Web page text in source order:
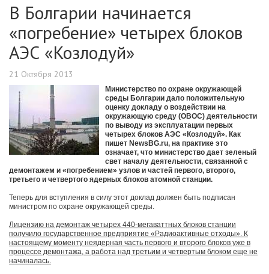
В Болгарии начинается
«погребение» четырех блоков
АЭС «Козлодуй»
21 Октября 2013
Министерство по охране окружающей
среды Болгарии дало положительную
оценку докладу о воздействии на
окружающую среду (ОВОС) деятельности
по выводу из эксплуатации первых
четырех блоков АЭС «Козлодуй». Как
пишет NewsBG.ru, на практике это
означает, что министерство дает зеленый
свет началу деятельности, связанной с
демонтажем и «погребением» узлов и частей первого, второго,
третьего и четвертого ядерных блоков атомной станции.
Теперь для вступления в силу этот доклад должен быть подписан
министром по охране окружающей среды.
Лицензию на демонтаж четырех 440-мегаваттных блоков станции
получило государственное предприятие «Радиоактивные отходы». К
настоящему моменту неядерная часть первого и второго блоков уже в
процессе демонтажа, а работа над третьим и четвертым блоком еще не
начиналась.